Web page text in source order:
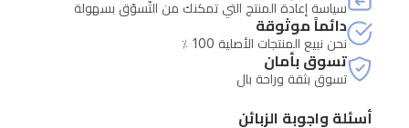
8
بوصات
توفر
دقة
1080p
سياسة إعادة المنتج التي تمكنك من التّسوّق بسهولة
دائماً موثوقة
نحن نبيع المنتجات الأصلية 100 ٪
تسوق بأمان
تسوق بثقة وراحة بال
أسئلة واجوبة الزبائن